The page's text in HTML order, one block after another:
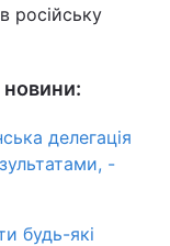
російську
делегація
-
будь-які